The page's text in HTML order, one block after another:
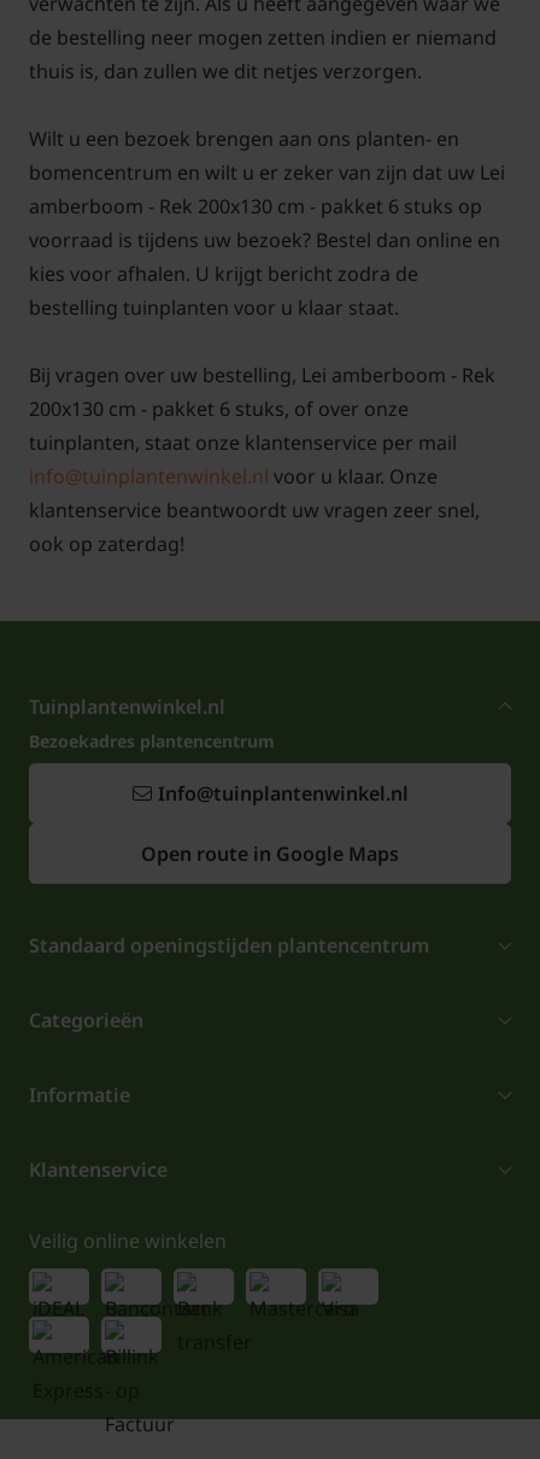
Voor snoei- en onderhoudstips voor de Lei-
Amberboom
de bestelling neer mogen zetten indien er niemand
thuis is, dan zullen we dit netjes verzorgen.
Wilt u een bezoek brengen aan ons planten- en
bomencentrum en wilt u er zeker van zijn dat uw Lei
amberboom - Rek 200x130 cm - pakket 6 stuks op
voorraad is tijdens uw bezoek? Bestel dan online en
kies voor afhalen. U krijgt bericht zodra de
bestelling tuinplanten voor u klaar staat.
Bij vragen over uw bestelling, Lei amberboom - Rek
200x130 cm - pakket 6 stuks, of over onze
tuinplanten, staat onze klantenservice per mail
info@tuinplantenwinkel.nl voor u klaar. Onze
klantenservice beantwoordt uw vragen zeer snel,
ook op zaterdag!
Tuinplantenwinkel.nl
Bezoekadres plantencentrum
Info@tuinplantenwinkel.nl
Open route in Google Maps
Standaard openingstijden plantencentrum
Categorieën
Informatie
Klantenservice
Veilig online winkelen